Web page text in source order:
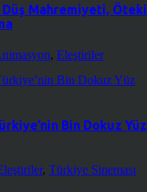
Düş Mahremiyeti, Öteki
, Eleştiriler
Bin Dokuz Yüz
, Türkiye Sineması